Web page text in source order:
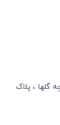
گلها ، پلاک